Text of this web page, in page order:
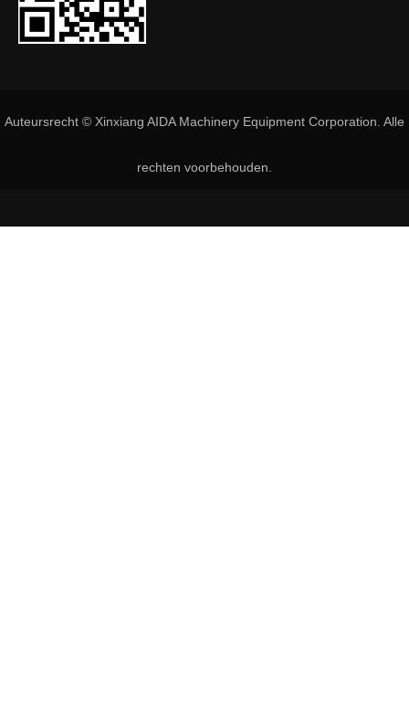
Auteursrecht © Xinxiang AIDA Machinery Equipment Corporation. Alle
rechten voorbehouden.